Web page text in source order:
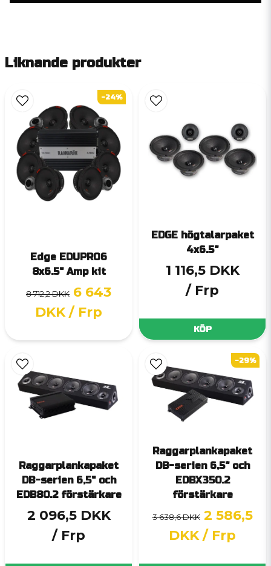
Liknande produkter
Edge EDUPRO6
8x6.5" Amp kit
8 712,2 DKK 6 643
DKK / Frp
-24%
EDGE högtalarpaket
4x6.5"
1 116,5 DKK
/ Frp
KÖP
Raggarplankapaket
DB-serien 6,5" och
EDB80.2 förstärkare
2 096,5 DKK
/ Frp
Raggarplankapaket
DB-serien 6,5" och
EDBX350.2
förstärkare
3 638,6 DKK 2 586,5
DKK / Frp
-29%